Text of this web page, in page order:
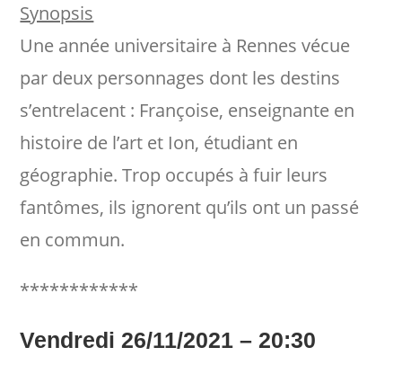
Synopsis
Une année universitaire à Rennes vécue
par deux personnages dont les destins
s’entrelacent : Françoise, enseignante en
histoire de l’art et Ion, étudiant en
géographie. Trop occupés à fuir leurs
fantômes, ils ignorent qu’ils ont un passé
en commun.
************
Vendredi 26/11/2021 – 20:30